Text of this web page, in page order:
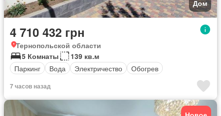
Дом
4 710 432 грн
Тернопольской области
5 Комнаты
139 кв.м
Паркинг
Вода Электричество Обогрев
7 часов назад